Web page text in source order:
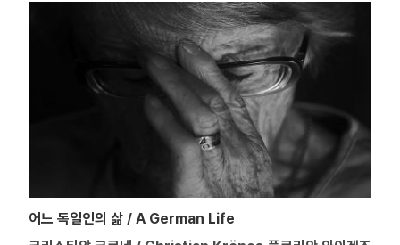
어느 독일인의 삶 / A German Life